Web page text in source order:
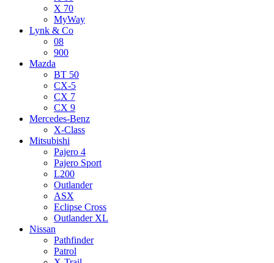
X 70
MyWay
Lynk & Co
08
900
Mazda
BT 50
CX-5
CX 7
CX 9
Mercedes-Benz
X-Class
Mitsubishi
Pajero 4
Pajero Sport
L200
Outlander
ASX
Eclipse Cross
Outlander XL
Nissan
Pathfinder
Patrol